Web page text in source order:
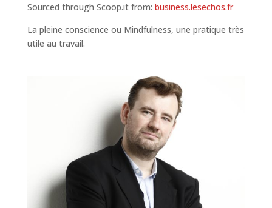
Sourced through Scoop.it from: business.lesechos.fr
La pleine conscience ou Mindfulness, une pratique très
utile au travail.